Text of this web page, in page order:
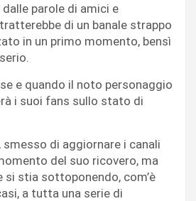
parole di amici e
di un banale strappo
in un primo momento, bensì
e quando il noto personaggio
i suoi fans sullo stato di
di aggiornare i canali
del suo ricovero, ma
si stia sottoponendo, com’è
a tutta una serie di